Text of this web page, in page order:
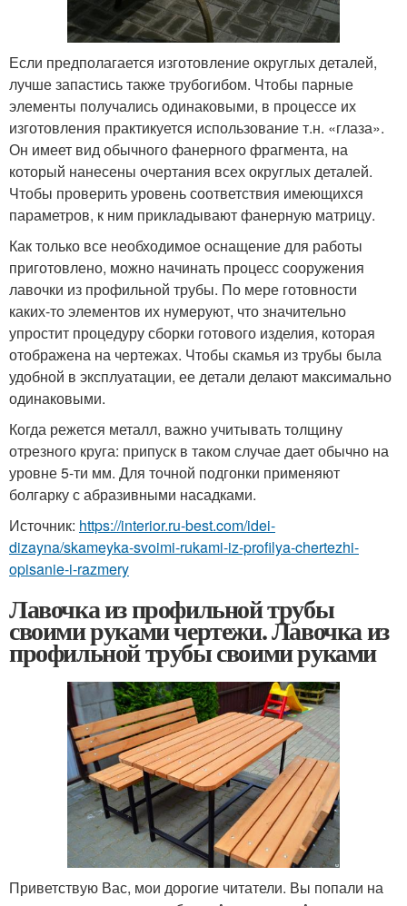
Если предполагается изготовление округлых деталей,
лучше запастись также трубогибом. Чтобы парные
элементы получались одинаковыми, в процессе их
изготовления практикуется использование т.н. «глаза».
Он имеет вид обычного фанерного фрагмента, на
который нанесены очертания всех округлых деталей.
Чтобы проверить уровень соответствия имеющихся
параметров, к ним прикладывают фанерную матрицу.
Как только все необходимое оснащение для работы
приготовлено, можно начинать процесс сооружения
лавочки из профильной трубы. По мере готовности
каких-то элементов их нумеруют, что значительно
упростит процедуру сборки готового изделия, которая
отображена на чертежах. Чтобы скамья из трубы была
удобной в эксплуатации, ее детали делают максимально
одинаковыми.
Когда режется металл, важно учитывать толщину
отрезного круга: припуск в таком случае дает обычно на
уровне 5-ти мм. Для точной подгонки применяют
болгарку с абразивными насадками.
Источник: https://interior.ru-best.com/idei-
dizayna/skameyka-svoimi-rukami-iz-profilya-chertezhi-
opisanie-i-razmery
Лавочка из профильной трубы
своими руками чертежи. Лавочка из
профильной трубы своими руками
Приветствую Вас, мои дорогие читатели. Вы попали на